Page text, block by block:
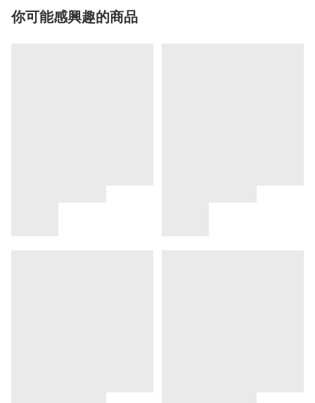
你可能感興趣的商品